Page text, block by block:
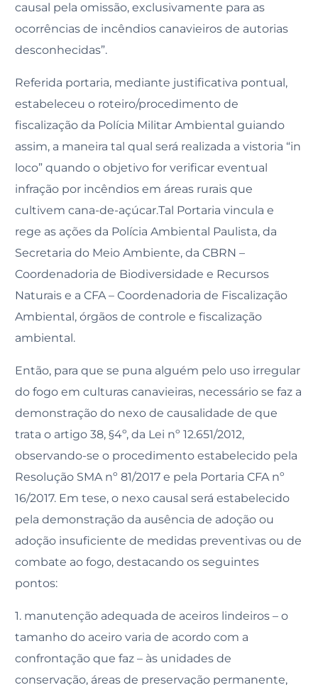
causal pela omissão, exclusivamente para as
ocorrências de incêndios canavieiros de autorias
desconhecidas”.
Referida portaria, mediante justificativa pontual,
estabeleceu o roteiro/procedimento de
fiscalização da Polícia Militar Ambiental guiando
assim, a maneira tal qual será realizada a vistoria “in
loco” quando o objetivo for verificar eventual
infração por incêndios em áreas rurais que
cultivem cana-de-açúcar.Tal Portaria vincula e
rege as ações da Polícia Ambiental Paulista, da
Secretaria do Meio Ambiente, da CBRN –
Coordenadoria de Biodiversidade e Recursos
Naturais e a CFA – Coordenadoria de Fiscalização
Ambiental, órgãos de controle e fiscalização
ambiental.
Então, para que se puna alguém pelo uso irregular
do fogo em culturas canavieiras, necessário se faz a
demonstração do nexo de causalidade de que
trata o artigo 38, §4º, da Lei nº 12.651/2012,
observando-se o procedimento estabelecido pela
Resolução SMA nº 81/2017 e pela Portaria CFA nº
16/2017. Em tese, o nexo causal será estabelecido
pela demonstração da ausência de adoção ou
adoção insuficiente de medidas preventivas ou de
combate ao fogo, destacando os seguintes
pontos:
1. manutenção adequada de aceiros lindeiros – o
tamanho do aceiro varia de acordo com a
confrontação que faz – às unidades de
conservação, áreas de preservação permanente,